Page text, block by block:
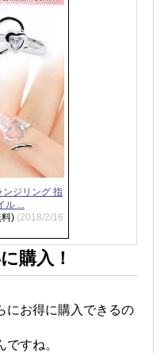
ンジリング 指
ル ...
) (2018/2/16
購入！
にお得に購入できるの
すね。